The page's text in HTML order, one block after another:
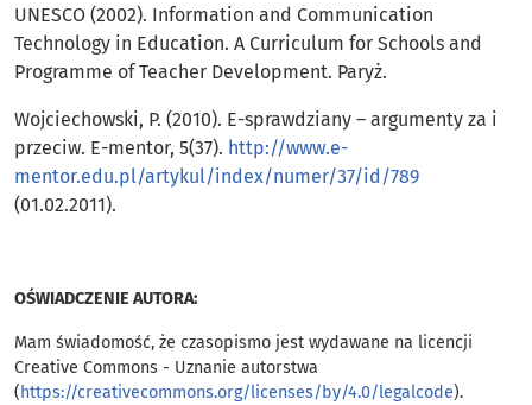
UNESCO (2002). Information and Communication
Technology in Education. A Curriculum for Schools and
Programme of Teacher Development. Paryż.
Wojciechowski, P. (2010). E-sprawdziany – argumenty za i
przeciw. E-mentor, 5(37). http://www.e-
mentor.edu.pl/artykul/index/numer/37/id/789
(01.02.2011).
OŚWIADCZENIE AUTORA:
Mam świadomość, że czasopismo jest wydawane na licencji
Creative Commons - Uznanie autorstwa
(https://creativecommons.org/licenses/by/4.0/legalcode).